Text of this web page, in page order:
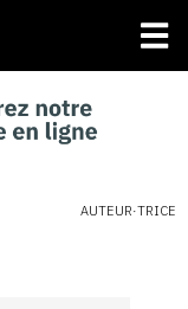
AUTEUR·TRICE